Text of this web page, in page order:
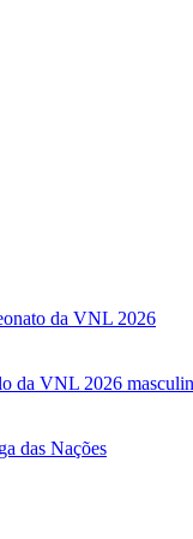
da VNL 2026
da VNL 2026
das Nações